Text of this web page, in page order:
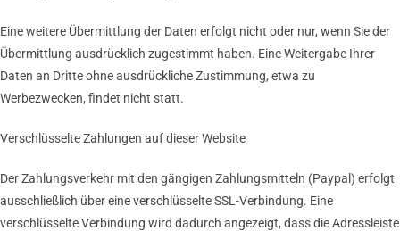
Eine weitere Übermittlung der Daten erfolgt nicht oder nur, wenn Sie der
Übermittlung ausdrücklich zugestimmt haben. Eine Weitergabe Ihrer
Daten an Dritte ohne ausdrückliche Zustimmung, etwa zu
Werbezwecken, findet nicht statt.
Verschlüsselte Zahlungen auf dieser Website
Der Zahlungsverkehr mit den gängigen Zahlungsmitteln (Paypal) erfolgt
ausschließlich über eine verschlüsselte SSL-Verbindung. Eine
verschlüsselte Verbindung wird dadurch angezeigt, dass die Adressleiste